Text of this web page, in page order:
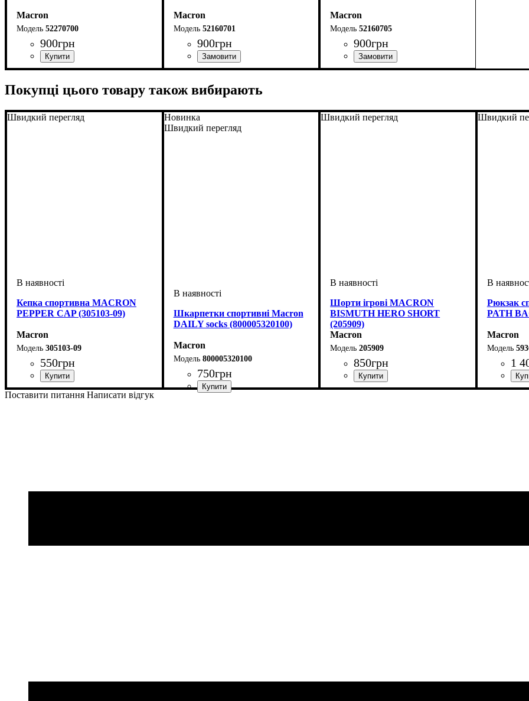
Macron
52270700
900грн
Колір: Темно-синій
Macron
52160701
900грн
Колір: Темно-синій
Macron
52160705
900грн
Колір: Темно-синій
Покупці цього товару також вибирають
Швидкий перегляд
Кепка спортивна MACRON
PEPPER CAP (305103-09)
Macron
305103-09
550грн
Стать: Унісекс
Виробник: Macron
Колір: Чорний
Новинка
Швидкий перегляд
Шкарпетки спортивні Macron
DAILY socks (800005320100)
Macron
800005320100
750грн
Швидкий перегляд
Шорти ігрові MACRON
BISMUTH HERO SHORT
(205909)
Macron
205909
850грн
Стать: Чоловічий
Виробник: Macron
Колір: Чорний
Спорт: Волейбол
Швидкий
Рюкзак
PATH
Macron
1
Стать:
Виробник
Колір:
Поставити питання Написати відгук